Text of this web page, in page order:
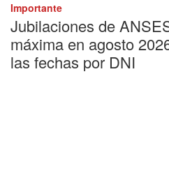
Importante
Jubilaciones de
máxima en agosto
las fechas por DNI